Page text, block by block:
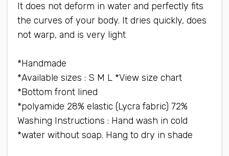
It does not deform in water and perfectly fits
the curves of your body. It dries quickly, does
not warp, and is very light
Washing Instructions : Hand wash in cold
water without soap. Hang to dry in shade*